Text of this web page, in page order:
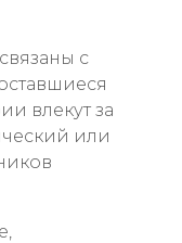
с
влекут за
или